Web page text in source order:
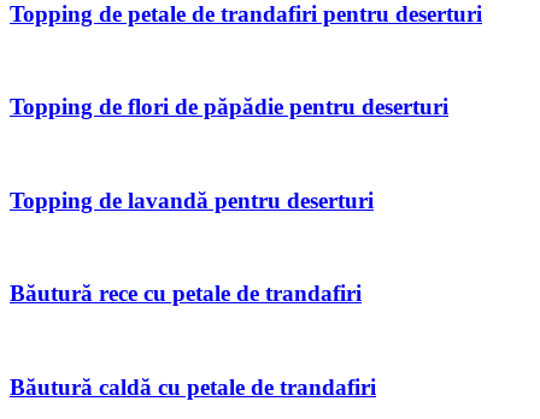
Topping de petale de trandafiri pentru deserturi
Topping de flori de păpădie pentru deserturi
Topping de lavandă pentru deserturi
Băutură rece cu petale de trandafiri
Băutură caldă cu petale de trandafiri